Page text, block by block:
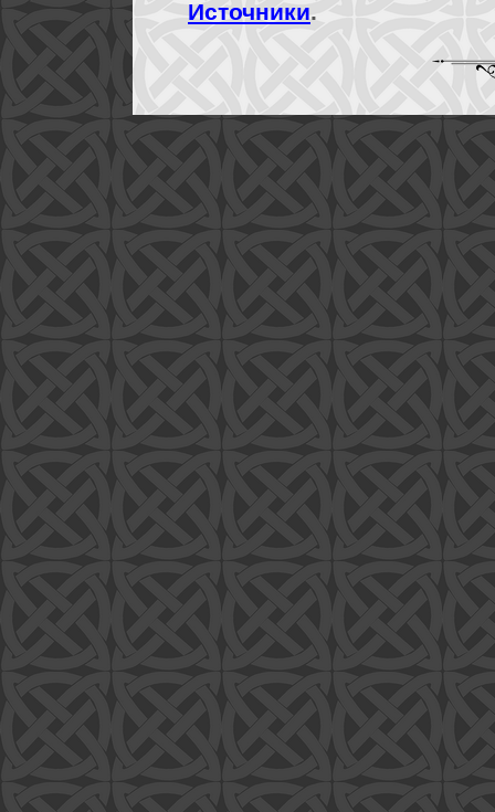
Источники.